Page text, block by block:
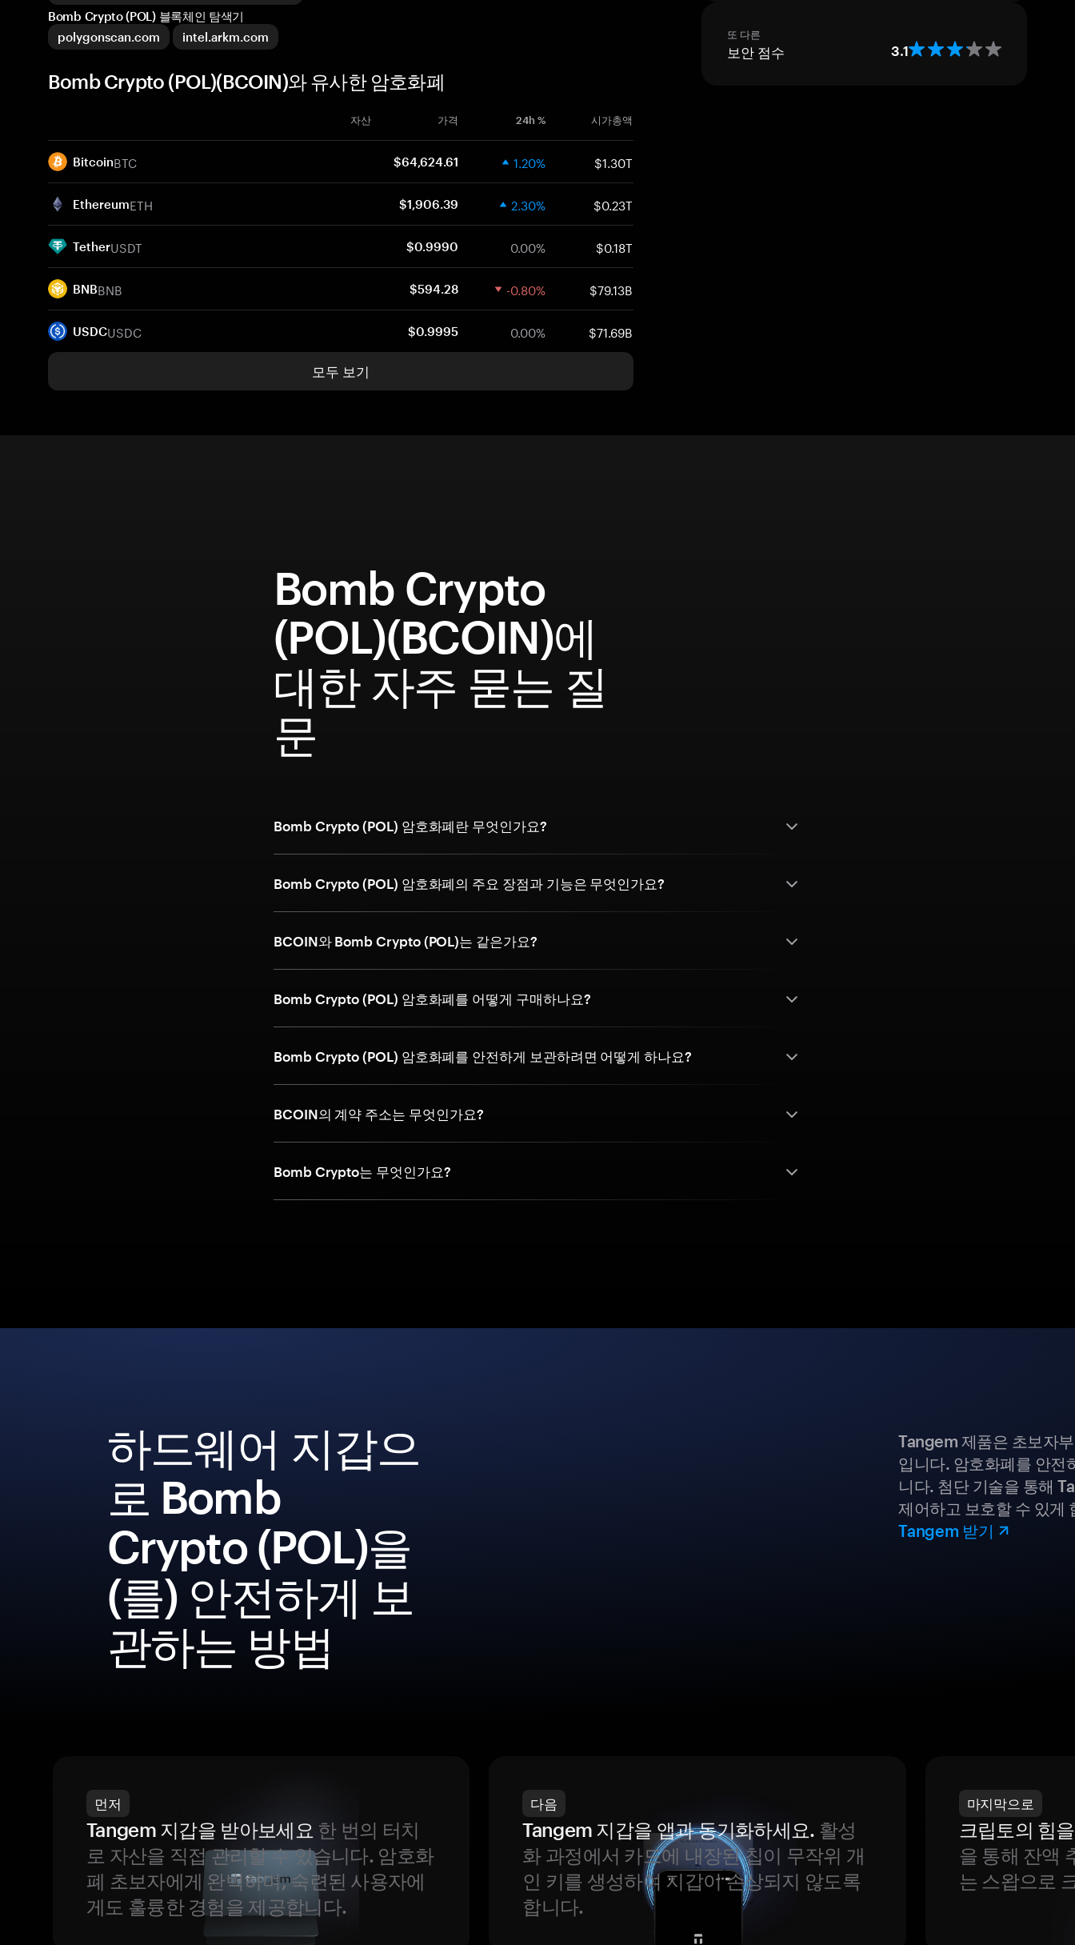
또 다른
보안 점수 3.1
Bomb Crypto (POL) 블록체인 탐색기
polygonscan.com
intel.arkm.com
Bomb Crypto (POL)(BCOIN)와 유사한 암호화폐
자산 가격 24h % 시가총액
BitcoinBTC $64,624.61 1.20% $1.30T
EthereumETH $1,906.39 2.30% $0.23T
TetherUSDT $0.9990 0.00% $0.18T
BNBBNB $594.28 -0.80% $79.13B
USDCUSDC $0.9995 0.00% $71.69B
모두 보기
Bomb Crypto
(POL)(BCOIN)에
대한 자주 묻는 질
문
Bomb Crypto (POL) 암호화폐란 무엇인가요?
Bomb Crypto (POL) 암호화폐의 주요 장점과 기능은 무엇인가요?
BCOIN와 Bomb Crypto (POL)는 같은가요?
Bomb Crypto (POL) 암호화폐를 어떻게 구매하나요?
Bomb Crypto (POL) 암호화폐를 안전하게 보관하려면 어떻게 하나요?
BCOIN의 계약 주소는 무엇인가요?
Bomb Crypto는 무엇인가요?
하드웨어 지갑으
로 Bomb
Crypto (POL)을
(를) 안전하게 보
관하는 방법
Tangem 제품은 초보자
입니다. 암호화폐를 안전
니다. 첨단 기술을 통해
제어하고 보호할 수 있게
Tangem 받기
먼저
Tangem 지갑을 받아보세요 한 번의 터치
로 자산을 직접 관리할 수 있습니다. 암호화
폐 초보자에게 완벽하며, 숙련된 사용자에
게도 훌륭한 경험을 제공합니다.
다음
Tangem 지갑을 앱과 동기화하세요. 활성
화 과정에서 카드에 내장된 칩이 무작위 개
인 키를 생성하여 지갑이 손상되지 않도록
합니다.
마지막으로
크립토의 힘
을 통해 잔액
는 스왑으로